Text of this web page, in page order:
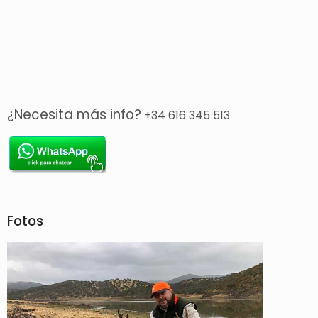
¿Necesita más info? +34 616 345 513
Fotos